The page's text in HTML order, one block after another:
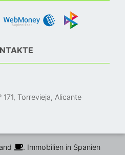
171, Torrevieja, Alicante
. Immobilien in Spanien